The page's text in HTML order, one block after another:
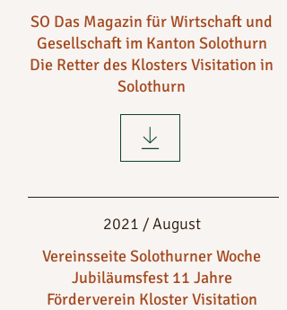
SO Das Magazin für Wirtschaft und
Gesellschaft im Kanton Solothurn
Die Retter des Klosters Visitation in
Solothurn
2021 / August
Vereinsseite Solothurner Woche
Jubiläumsfest 11 Jahre
Förderverein Kloster Visitation